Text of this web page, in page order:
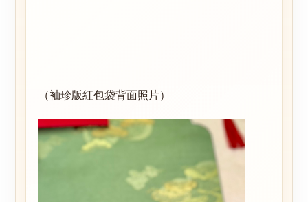
（袖珍版紅包袋背面照片）